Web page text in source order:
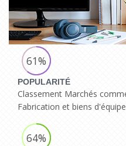
61%
POPULARITÉ
Classement Marchés
Fabrication et biens
64%